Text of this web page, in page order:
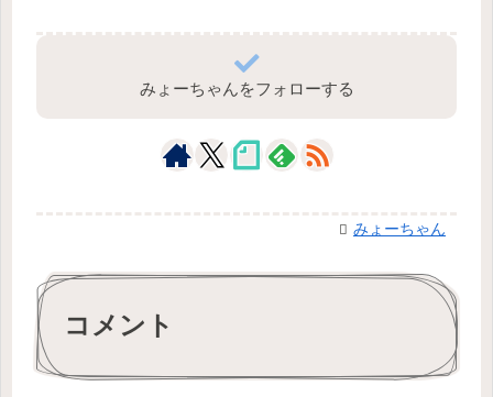
みょーちゃんをフォローする
みょーちゃん
コメント